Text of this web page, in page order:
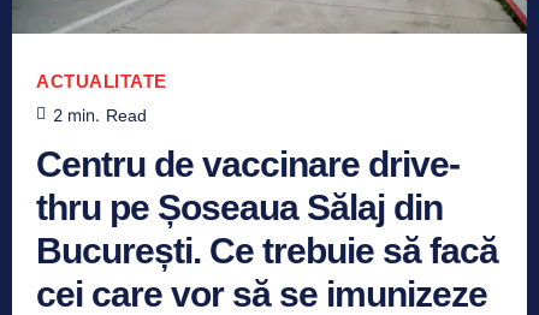
ACTUALITATE
2 min. Read
Centru de vaccinare drive-
thru pe Șoseaua Sălaj din
București. Ce trebuie să facă
cei care vor să se imunizeze